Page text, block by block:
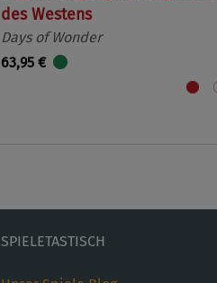
des Westens
Days of Wonder
63,95 €
SPIELETASTISCH